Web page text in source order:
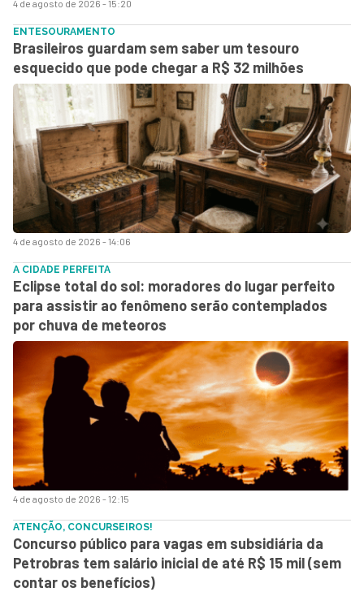
4 de agosto de 2026 - 15:20
4 de agosto de 2026 - 14:06
ENTESOURAMENTO
Brasileiros guardam sem saber um tesouro
esquecido que pode chegar a R$ 32 milhões
4 de agosto de 2026 - 12:15
A CIDADE PERFEITA
Eclipse total do sol: moradores do lugar perfeito
para assistir ao fenômeno serão contemplados
por chuva de meteoros
ATENÇÃO, CONCURSEIROS!
Concurso público para vagas em subsidiária da
Petrobras tem salário inicial de até R$ 15 mil (sem
contar os benefícios)